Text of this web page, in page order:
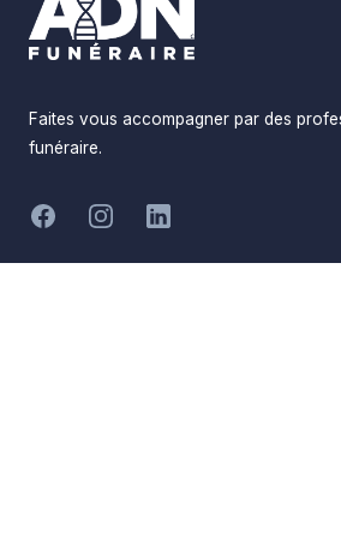
Informations
Faites vous accompagner par des
funéraire.
FacebookInstagramLinkedIn